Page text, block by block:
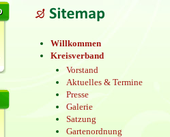
Willkommen
Kreisverband
Vorstand
Aktuelles & Termine
Presse
Galerie
Satzung
Gartenordnung